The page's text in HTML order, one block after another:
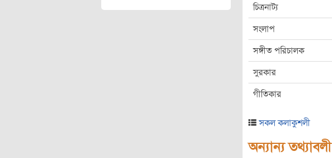
চিত্রনাট্য
সংলাপ
সঙ্গীত পরিচালক
সুরকার
গীতিকার
সকল কলাকুশলী
অন্যান্য তথ্যাবলী